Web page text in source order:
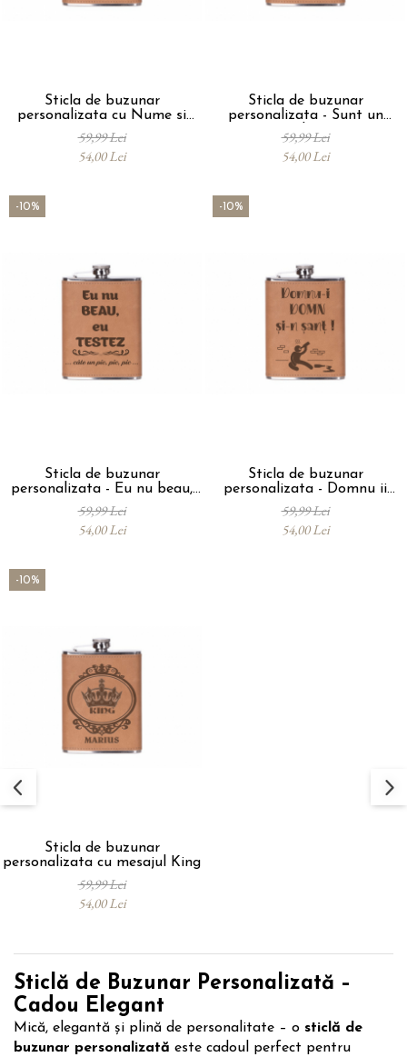
Sticla de buzunar
personalizata cu Nume si
varsta
59,99 Lei
54,00 Lei
Sticla de buzunar
personalizata - Sunt un
Gentleman
59,99 Lei
54,00 Lei
-10%
Sticla de buzunar
personalizata - Eu nu beau,
Eu testez
59,99 Lei
54,00 Lei
-10%
Sticla de buzunar
personalizata - Domnu ii
Domn si in Sant
59,99 Lei
54,00 Lei
-10%
Sticla de buzunar
personalizata cu mesajul King
59,99 Lei
54,00 Lei
Sticlă de Buzunar Personalizată –
Cadou Elegant
Mică, elegantă și plină de personalitate – o sticlă de
buzunar personalizată este cadoul perfect pentru